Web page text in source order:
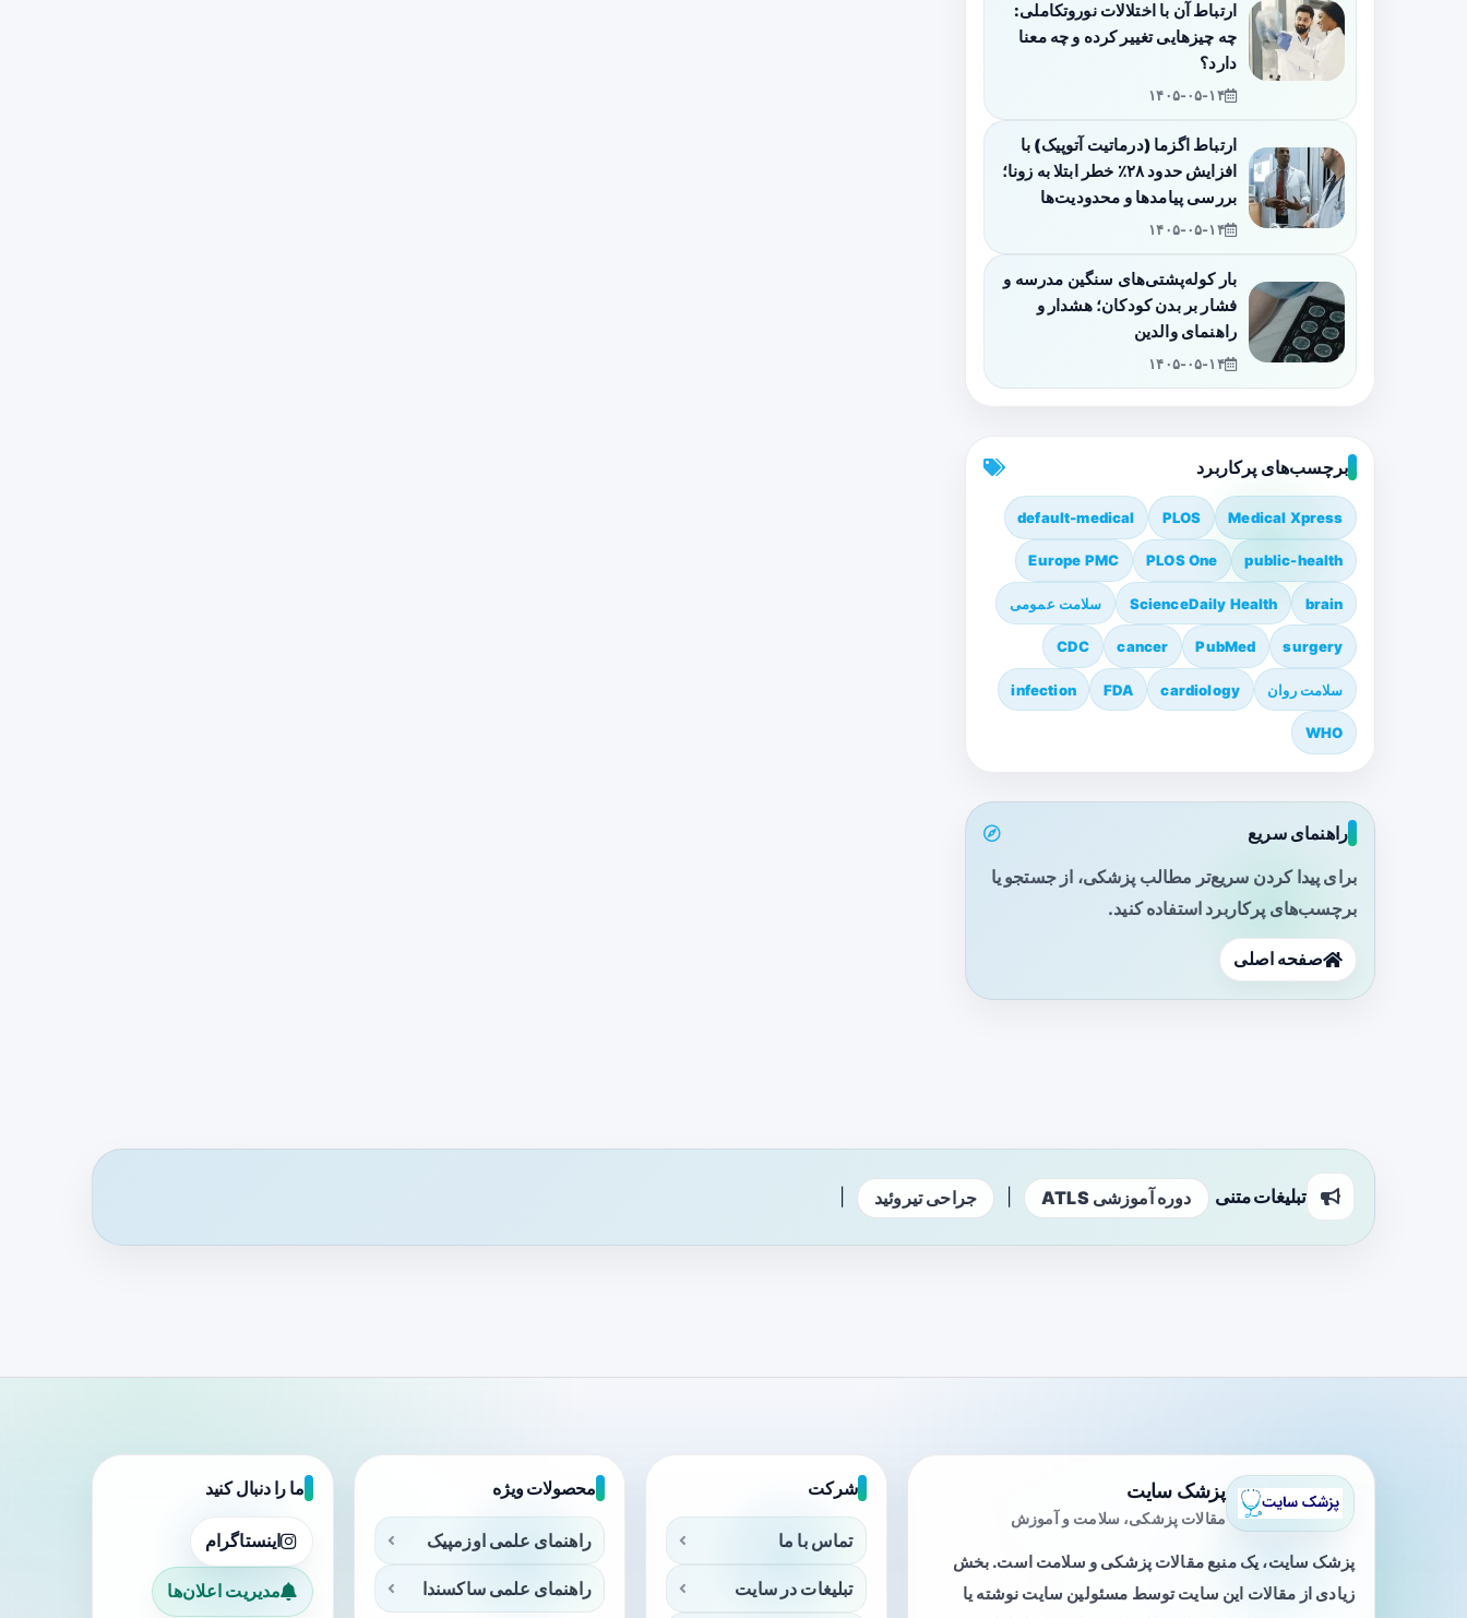
ارتباط آن با اختلالات نوروتکاملی:
چه چیزهایی تغییر کرده و چه معنا
دارد؟
۱۴۰۵-۰۵-۱۴
ارتباط اگزما (درماتیت آتوپیک) با
افزایش حدود ۲۸٪ خطر ابتلا به زونا؛
بررسی پیامدها و محدودیت‌ها
۱۴۰۵-۰۵-۱۴
بار کوله‌پشتی‌های سنگین مدرسه و
فشار بر بدن کودکان؛ هشدار و
راهنمای والدین
۱۴۰۵-۰۵-۱۴
برچسب‌های پرکاربرد
Medical Xpress
PLOS
default-medical
public-health
PLOS One
Europe PMC
brain
ScienceDaily Health سلامت عمومی
surgery
PubMed
cancer
CDC
سلامت روان cardiology
FDA
infection
WHO
راهنمای سریع
برای پیدا کردن سریع‌تر مطالب پزشکی، از جستجو یا
برچسب‌های پرکاربرد استفاده کنید.
صفحه اصلی
تبلیغات متنی دوره آموزشی ATLS جراحی تیروئید
پزشک سایت
مقالات پزشکی، سلامت و آموزش
پزشک سایت، یک منبع مقالات پزشکی و سلامت است. بخش
زیادی از مقالات این سایت توسط مسئولین سایت نوشته یا
شرکت
تماس با ما
تبلیغات در سایت
محصولات ویژه
راهنمای علمی اوزمپیک
راهنمای علمی ساکسندا
ما را دنبال کنید
اینستاگرام
مدیریت اعلان‌ها